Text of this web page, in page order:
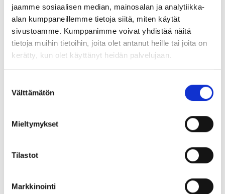
jaamme sosiaalisen median, mainosalan ja analytiikka-
alan kumppaneillemme tietoja siitä, miten käytät
sivustoamme. Kumppanimme voivat yhdistää näitä
tietoja muihin tietoihin, joita olet antanut heille tai joita on
kerätty, kun olet käyttänyt heidän palvelujaan.
valinta
Välttämätön
Mieltymykset
Tilastot
Markkinointi
tekijöitä. Kieltenopettajista on jo tällä hetkellä paikoittain
todellista pulaa.Sen lisäksi, että tulisi mahdollistaa
monipuolisempi kielten opiskelu jo perusasteella, tulisi
myös varmistaa mahdollisuus kouluttautua alalle, jolla
tehdään arvokasta, yhteiskunnallisesti merkittävää
Kirjoittaja